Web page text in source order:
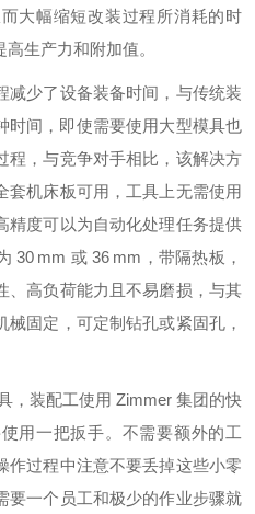
大幅缩短改装过程所消耗的时
生产力和附加值。
减少了设备装备时间，与传统装
时间，即使需要使用大型模具也
程，与竞争对手相比，该解决方
套机床板可用，工具上无需使用
精度可以为自动化处理任务提供
30 mm 或 36 mm，带隔热板，
、高负荷能力且不易磨损，与其
固定，可定制钻孔或紧固孔，
，装配工使用 Zimmer 集团的快
用一把扳手。不需要额外的工
作过程中注意不要丢掉这些小零
要一个员工和极少的作业步骤就